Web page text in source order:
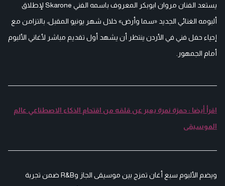
يستعد الفنان مروان ابوبكر المعروف باسمه الفني Skarone لإطلاق
ألبومه الغنائي الجديد «سما وأرض» خلال شهر يونيو المقبل، بالتزامن مع
إحياء حفل فني في الأردن ينتظر أن يشهد أول تقديم مباشر لأغاني الألبوم
أمام الجمهور.
اقرأ أيضا : حمزة نمرة يعبر عن قلقه من اقتحام الذكاء الاصطناعي عالم
الموسيقى
ويضم الألبوم سبع أغان تمزج بين موسيقى الجاز وR&B ضمن تجربة